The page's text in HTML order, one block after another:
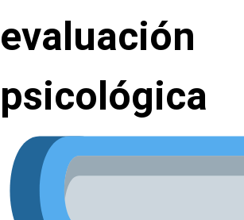
evaluación
psicológica